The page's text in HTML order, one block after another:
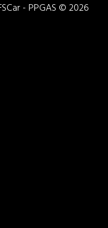
- PPGAS © 2026